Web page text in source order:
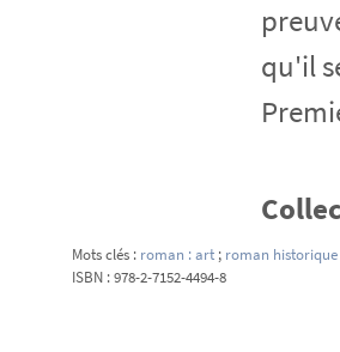
qu'il
Mots clés : roman : art ; roman historique
ISBN : 978-2-7152-4494-8